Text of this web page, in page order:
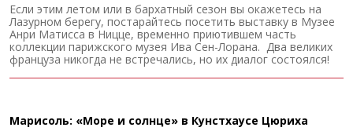
Если этим летом или в бархатный сезон вы окажетесь на
Лазурном берегу, постарайтесь посетить выставку в Музее
Анри Матисса в Ницце, временно приютившем часть
коллекции парижского музея Ива Сен-Лорана. Два великих
француза никогда не встречались, но их диалог состоялся!
Марисоль: «Море и солнце» в Кунстхаусе Цюриха